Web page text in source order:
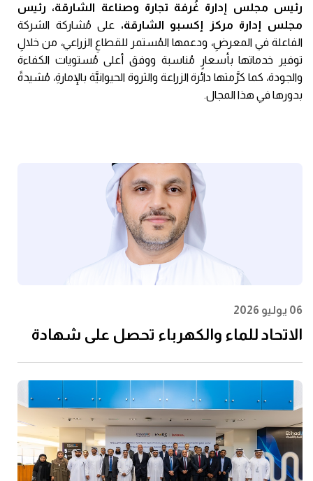
رئيس مجلس إدارة غُرفة تجارة وصناعة الشارقة، رئيس
مجلس إدارة مركز إكسبو الشارقة، على مُشاركة الشركة
الفاعلة في المعرضِ، ودعمها المُستمر للقطاعِ الزراعي، من خلالِ
توفير خدماتها بأسعارٍ مُناسبة ووفق أعلى مُستويات الكفاءة
والجودة، كما كرَّمتها دائرة الزراعة والثروة الحيوانيَّة بالإمارةِ، مُشيدةً
بدورها في هذا المجال.
06 يوليو 2026
الاتحاد للماء والكهرباء تحصل على شهادة